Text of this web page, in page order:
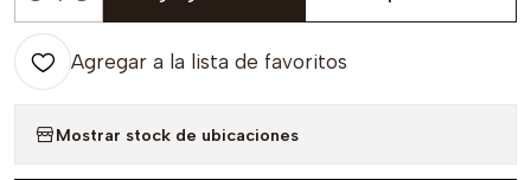
Cantidad
Agregar a la lista de favoritos
Mostrar stock de ubicaciones